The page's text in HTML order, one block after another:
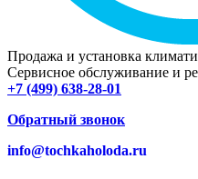
Продажа и установка
Сервисное обслуживание и
+7 (499) 638-28-01
Обратный звонок
info@tochkaholoda.ru